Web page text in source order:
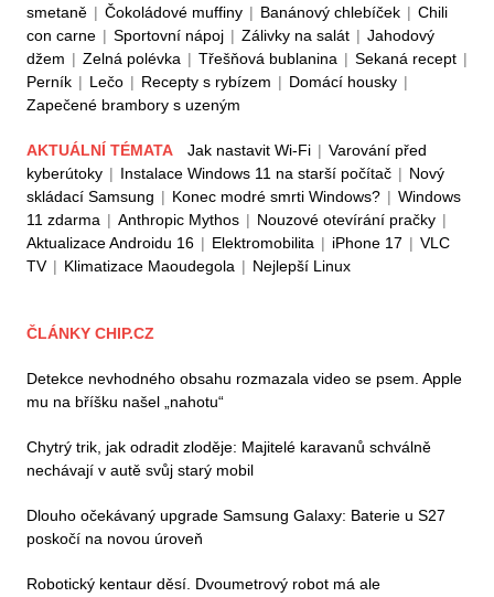
smetaně | Čokoládové muffiny | Banánový chlebíček | Chili
con carne | Sportovní nápoj | Zálivky na salát | Jahodový
džem | Zelná polévka | Třešňová bublanina | Sekaná recept |
Perník | Lečo | Recepty s rybízem | Domácí housky |
Zapečené brambory s uzeným
AKTUÁLNÍ TÉMATA Jak nastavit Wi-Fi | Varování před
kyberútoky | Instalace Windows 11 na starší počítač | Nový
skládací Samsung | Konec modré smrti Windows? | Windows
11 zdarma | Anthropic Mythos | Nouzové otevírání pračky |
Aktualizace Androidu 16 | Elektromobilita | iPhone 17 | VLC
TV | Klimatizace Maoudegola | Nejlepší Linux
ČLÁNKY CHIP.CZ
Detekce nevhodného obsahu rozmazala video se psem. Apple
mu na bříšku našel „nahotu“
Chytrý trik, jak odradit zloděje: Majitelé karavanů schválně
nechávají v autě svůj starý mobil
Dlouho očekávaný upgrade Samsung Galaxy: Baterie u S27
poskočí na novou úroveň
Robotický kentaur děsí. Dvoumetrový robot má ale